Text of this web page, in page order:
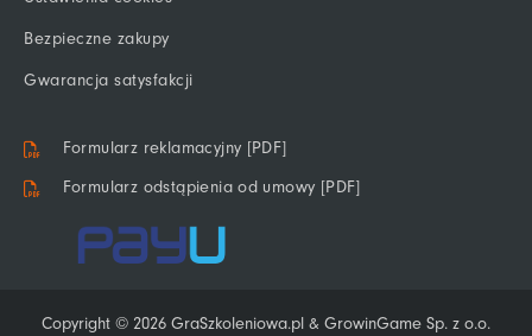
Bezpieczne zakupy
Gwarancja satysfakcji
Formularz reklamacyjny [PDF]
Formularz odstąpienia od umowy [PDF]
Copyright © 2026 GraSzkoleniowa.pl & GrowinGame Sp. z o.o.